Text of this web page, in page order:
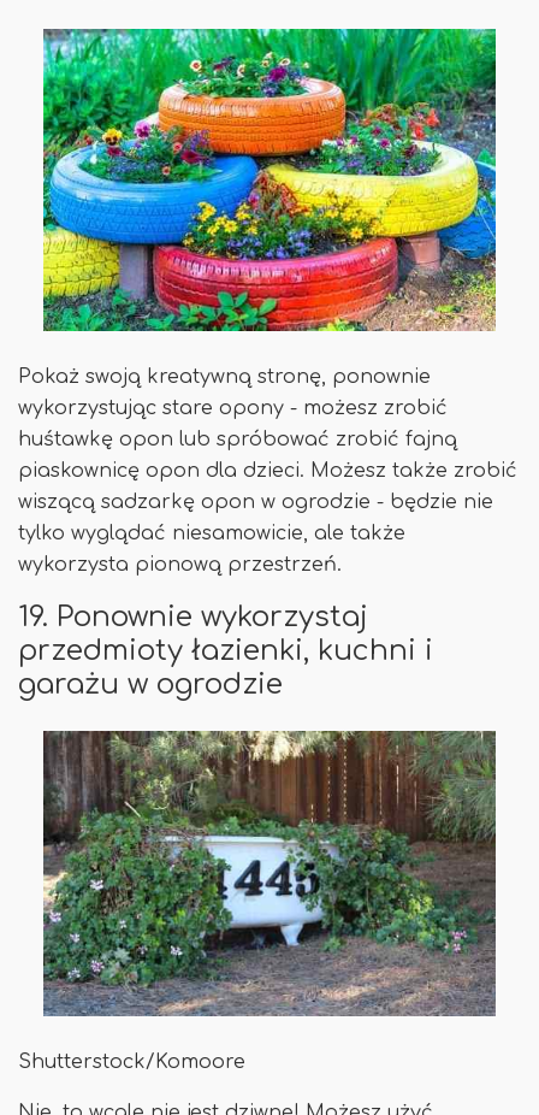
Pokaż swoją kreatywną stronę, ponownie
wykorzystując stare opony - możesz zrobić
huśtawkę opon lub spróbować zrobić fajną
piaskownicę opon dla dzieci. Możesz także zrobić
wiszącą sadzarkę opon w ogrodzie - będzie nie
tylko wyglądać niesamowicie, ale także
wykorzysta pionową przestrzeń.
19. Ponownie wykorzystaj
przedmioty łazienki, kuchni i
garażu w ogrodzie
Shutterstock/Komoore